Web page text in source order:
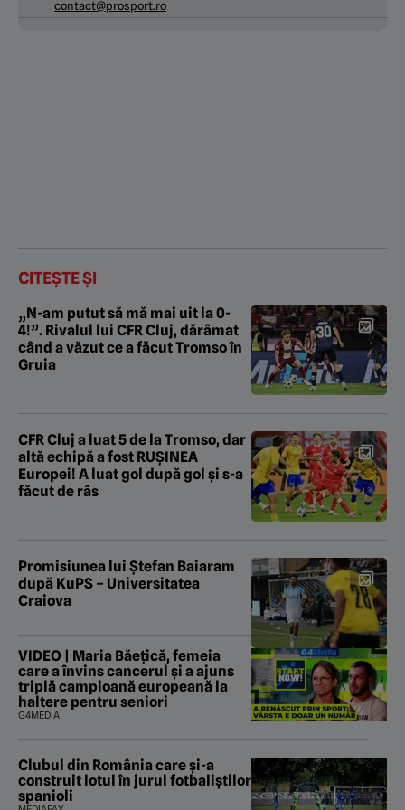
contact@prosport.ro
CITEȘTE ȘI
„N-am putut să mă mai uit la 0-
4!”. Rivalul lui CFR Cluj, dărâmat
când a văzut ce a făcut Tromso în
Gruia
CFR Cluj a luat 5 de la Tromso, dar
altă echipă a fost RUȘINEA
Europei! A luat gol după gol și s-a
făcut de râs
Promisiunea lui Ștefan Baiaram
după KuPS – Universitatea
Craiova
VIDEO | Maria Băețică, femeia
care a învins cancerul și a ajuns
triplă campioană europeană la
haltere pentru seniori
G4MEDIA
Clubul din România care și-a
construit lotul în jurul fotbaliștilor
spanioli